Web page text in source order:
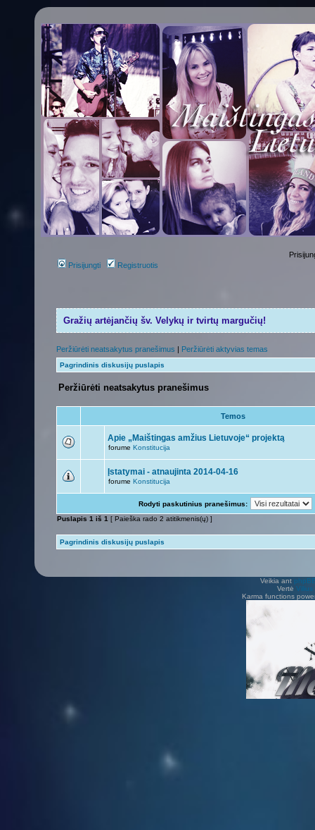
Prisijungti Registruotis
Gražių artėjančių šv. Velykų ir tvirtų margučių!
Peržiūrėti neatsakytus pranešimus | Peržiūrėti aktyvias temas
Pagrindinis diskusijų puslapis
Peržiūrėti neatsakytus pranešimus
Temos
Apie „Maištingas amžius Lietuvoje“ projektą
forume Konstitucija
Įstatymai - atnaujinta 2014-04-16
forume Konstitucija
Rodyti paskutinius pranešimus:
Puslapis 1 iš 1 [ Paieška rado 2 atitikmenis(ų) ]
Pagrindinis diskusijų puslapis
Veikia ant
Vertė Vilius
Karma functions